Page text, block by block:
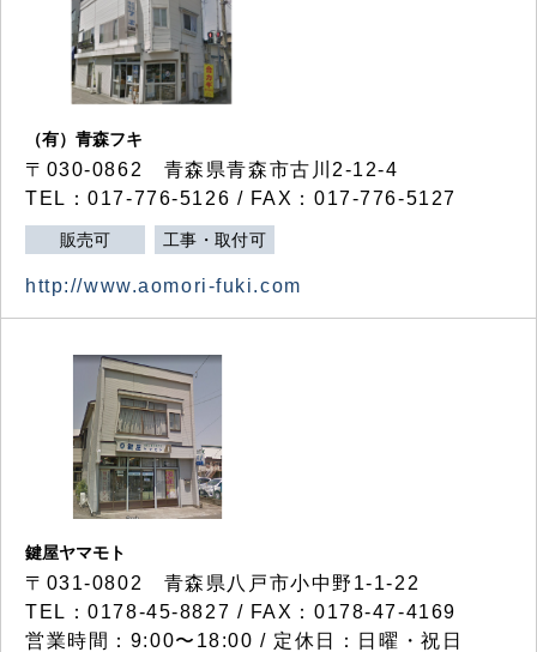
（有）青森フキ
〒030-0862 青森県青森市古川2-12-4
TEL：017-776-5126 / FAX：017-776-5127
販売可 工事・取付可
http://www.aomori-fuki.com
鍵屋ヤマモト
〒031-0802 青森県八戸市小中野1-1-22
TEL：0178-45-8827 / FAX：0178-47-4169
営業時間：9:00〜18:00 / 定休日：日曜・祝日